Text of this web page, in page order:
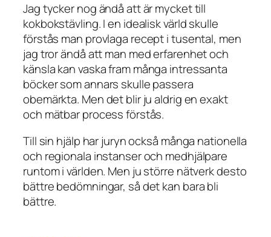
Jag tycker nog ändå att är mycket till
kokbokstävling. I en idealisk värld skulle
förstås man provlaga recept i tusental, men
jag tror ändå att man med erfarenhet och
känsla kan vaska fram många intressanta
böcker som annars skulle passera
obemärkta. Men det blir ju aldrig en exakt
och mätbar process förstås.
Till sin hjälp har juryn också många nationella
och regionala instanser och medhjälpare
runtom i världen. Men ju större nätverk desto
bättre bedömningar, så det kan bara bli
bättre.